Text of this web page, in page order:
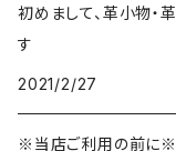
初めまして、革小物・
す
2021/2/27
※当店ご利用の前に※